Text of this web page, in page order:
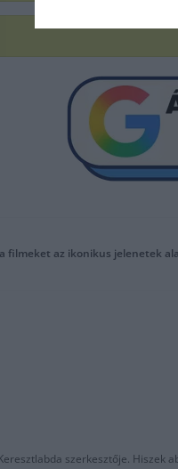
filmeket az ikonikus jelenetek
szerkesztője.